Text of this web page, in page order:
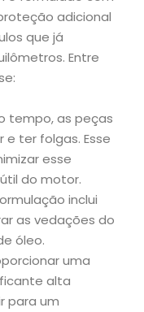
adicional
que já
Entre
tempo, as peças
ter folgas. Esse
esse
do motor.
inclui
as vedações do
óleo.
uma
alta
para um